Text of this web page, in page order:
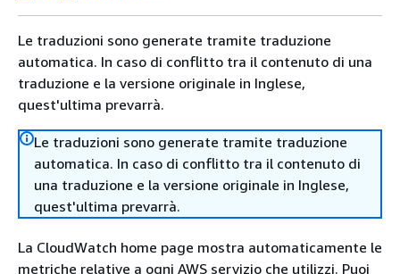
Le traduzioni sono generate tramite traduzione
automatica. In caso di conflitto tra il contenuto di una
traduzione e la versione originale in Inglese,
quest'ultima prevarrà.
Le traduzioni sono generate tramite traduzione
automatica. In caso di conflitto tra il contenuto di
una traduzione e la versione originale in Inglese,
quest'ultima prevarrà.
La CloudWatch home page mostra automaticamente le
metriche relative a ogni AWS servizio che utilizzi. Puoi